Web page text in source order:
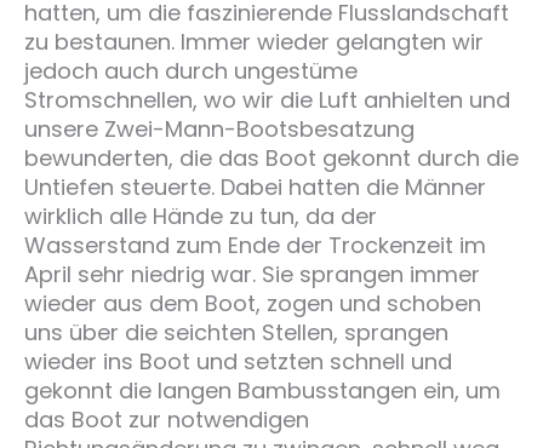
hatten, um die faszinierende Flusslandschaft
zu bestaunen. Immer wieder gelangten wir
jedoch auch durch ungestüme
Stromschnellen, wo wir die Luft anhielten und
unsere Zwei-Mann-Bootsbesatzung
bewunderten, die das Boot gekonnt durch die
Untiefen steuerte. Dabei hatten die Männer
wirklich alle Hände zu tun, da der
Wasserstand zum Ende der Trockenzeit im
April sehr niedrig war. Sie sprangen immer
wieder aus dem Boot, zogen und schoben
uns über die seichten Stellen, sprangen
wieder ins Boot und setzten schnell und
gekonnt die langen Bambusstangen ein, um
das Boot zur notwendigen